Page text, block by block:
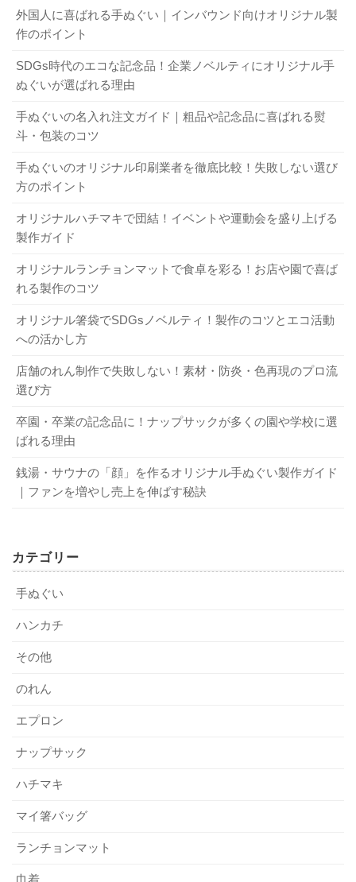
【STEP2】デザインを決める：手ぬぐいに入れたいロ
ゴやイラスト、文字などを決めます。
積もりを取り、製作を依頼します。
関連記事
3. 【徹底比較】プリントと本染め、どちら
を選ぶべき？
手ぬぐいの仕上がりを大きく左右するのが「染め方」で
す。それぞれの特徴を比較し、用途に合った方法を選びま
しょう。
3-1. プリント手ぬぐい
生地の表面にインクを印刷する方法です。写真や細かいデ
ザイン、多色刷りも鮮やかに表現できます。
メリット：低価格、短納期、デザインの再現性が高い。
デメリット：
こんな方におすすめ：
コストを抑えたい、写真やイラスト
を入れたい、納期を急いでいる。
3-2. 本染め手ぬぐい
までインクが染み渡り、独特の風合いと高級感が生まれま
す。
手触り。
デメリット：
こんな方におすすめ：
品など質にこだわりたい、シンプルなデザイン。
に不安がある方も、ぜひ一度ご相談ください。
手ぬぐいの手入れと保管方法で知っておきたい3つのポイント
5. 気になる料金・ロット（製作枚数）・納
期について
製作を依頼する前に、最も気になるのが費用や納期ですよ
ね。ここでは大まかな目安をご紹介します。
す。一般的に、製作枚数が多いほど1枚あたりの単価は安く
なります。正確な料金は必ず見積もりで確認しましょう。
業者によって最低ロット（注文可能な最小枚数）が定めら
れています。数十枚から対応可能な業者もあれば、100枚以
上からの業者もあります。作りたい枚数に対応している
5-3. 完成までの期間（納期）
デザイン確定後、おおよその納期は以下の通りです。
本染め：
イベントなどで使用日が決まっている場合は、余裕を持っ
関連記事
6. 失敗しない！オリジナル手ぬぐい製作会
社の選び方
大切なオリジナル手ぬぐい作りを任せる会社は、慎重に選
びたいものです。以下のポイントをチェックしましょう。
Q. デザインの知識が全くなくても注文できますか？
書きの絵や写真など）を基に、弊社でデザインデータを作
ださい。
A. はい、対応しております。製作枚数によって単価は変動
Q. 会社のロゴを本染めで入れることはできますか？
限があるため、ロゴのデザインによってはプリントをおす
すめする場合がございます。まずはデザイン案をお見せく
ださい。
関連記事 粗品に最適なオリジナル手ぬぐい！ 選ぶ理由と制作ガイド
関連記事
オリジナル手ぬぐいは、作る目的やデザイン、染め方をし
っかり考えることで、満足のいく仕上がりになります。こ
の記事で解説したポイントを押さえれば、初めての方でも
界に一つだけのオリジナル手ぬぐい作りを全力でサポート
いたします。ご相談、お見積もりは無料ですので、まずは
【スズキネ】無料相談・お見積もりはこちら
外国人に喜ばれる手ぬぐい｜インバウンド向けオリジナル製
作のポイント
SDGs時代のエコな記念品！企業ノベルティにオリジナル手
ぬぐいが選ばれる理由
手ぬぐいの名入れ注文ガイド｜粗品や記念品に喜ばれる熨
斗・包装のコツ
手ぬぐいのオリジナル印刷業者を徹底比較！失敗しない選び
方のポイント
オリジナルハチマキで団結！イベントや運動会を盛り上げる
製作ガイド
オリジナルランチョンマットで食卓を彩る！お店や園で喜ば
れる製作のコツ
オリジナル箸袋でSDGsノベルティ！製作のコツとエコ活動
への活かし方
店舗のれん制作で失敗しない！素材・防炎・色再現のプロ流
選び方
卒園・卒業の記念品に！ナップサックが多くの園や学校に選
ばれる理由
銭湯・サウナの「顔」を作るオリジナル手ぬぐい製作ガイド
｜ファンを増やし売上を伸ばす秘訣
カテゴリー
手ぬぐい
ハンカチ
その他
のれん
エプロン
ナップサック
ハチマキ
マイ箸バッグ
ランチョンマット